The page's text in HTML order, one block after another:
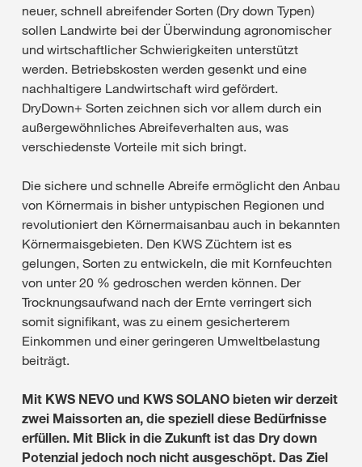
neuer, schnell abreifender Sorten (Dry down Typen)
sollen Landwirte bei der Überwindung agronomischer
und wirtschaftlicher Schwierigkeiten unterstützt
werden. Betriebskosten werden gesenkt und eine
nachhaltigere Landwirtschaft wird gefördert.
DryDown+ Sorten zeichnen sich vor allem durch ein
außergewöhnliches Abreifeverhalten aus, was
verschiedenste Vorteile mit sich bringt.
Die sichere und schnelle Abreife ermöglicht den Anbau
von Körnermais in bisher untypischen Regionen und
revolutioniert den Körnermaisanbau auch in bekannten
Körnermaisgebieten. Den KWS Züchtern ist es
gelungen, Sorten zu entwickeln, die mit Kornfeuchten
von unter 20 % gedroschen werden können. Der
Trocknungsaufwand nach der Ernte verringert sich
somit signifikant, was zu einem gesicherterem
Einkommen und einer geringeren Umweltbelastung
beiträgt.
Mit KWS NEVO und KWS SOLANO bieten wir derzeit
zwei Maissorten an, die speziell diese Bedürfnisse
erfüllen. Mit Blick in die Zukunft ist das Dry down
Potenzial jedoch noch nicht ausgeschöpt. Das Ziel